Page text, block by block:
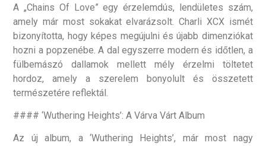
A „Chains Of Love” egy érzelemdús, lendületes szám,
amely már most sokakat elvarázsolt. Charli XCX ismét
bizonyította, hogy képes megújulni és újabb dimenziókat
hozni a popzenébe. A dal egyszerre modern és időtlen, a
fülbemászó dallamok mellett mély érzelmi töltetet
hordoz, amely a szerelem bonyolult és összetett
természetére reflektál.
#### ‘Wuthering Heights’: A Várva Várt Album
Az új album, a ‘Wuthering Heights’, már most nagy